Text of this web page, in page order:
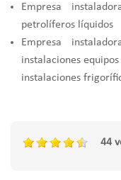
Empresa
petrolíferos líquidos
Empresa
instalaciones
instalaciones
44